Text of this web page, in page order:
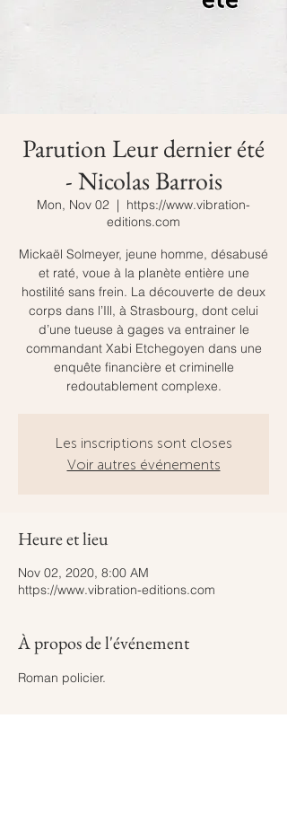
Parution Leur dernier été
- Nicolas Barrois
Mon, Nov 02
  |
https://www.vibration-
editions.com
Mickaël Solmeyer, jeune homme, désabusé
et raté, voue à la planète entière une
hostilité sans frein. La découverte de deux
corps dans l’Ill, à Strasbourg, dont celui
d’une tueuse à gages va entrainer le
commandant Xabi Etchegoyen dans une
enquête financière et criminelle
redoutablement complexe.
Les inscriptions sont closes
Voir autres événements
Heure et lieu
Nov 02, 2020, 8:00 AM
https://www.vibration-editions.com
À propos de l'événement
Roman policier.